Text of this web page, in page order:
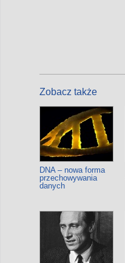
Zobacz także
DNA – nowa forma
przechowywania
danych